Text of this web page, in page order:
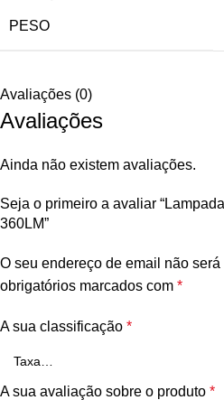
PESO
Avaliações (0)
Avaliações
Ainda não existem avaliações.
Seja o primeiro a avaliar
360LM”
O seu endereço de email não
obrigatórios marcados com *
A sua classificação *
A sua avaliação sobre o produto *